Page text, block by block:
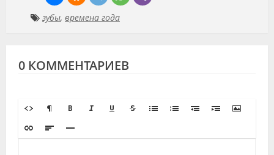
зубы, времена года
0 КОММЕНТАРИЕВ